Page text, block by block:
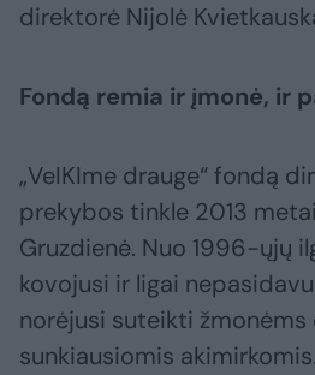
direktorė Nijolė
Fondą remia ir įmonė, ir
„VeIKIme drauge“ fondą
prekybos tinkle 2013
Gruzdienė. Nuo 1996-ųjų
kovojusi ir ligai
norėjusi suteikti
sunkiausiomis